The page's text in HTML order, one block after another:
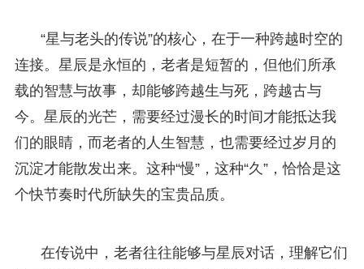
“星与老头的传说”的核心，在于一种跨越时空的
连接。星辰是永恒的，老者是短暂的，但他们所承
载的智慧与故事，却能够跨越生与死，跨越古与
今。星辰的光芒，需要经过漫长的时间才能抵达我
们的眼睛，而老者的人生智慧，也需要经过岁月的
沉淀才能散发出来。这种“慢”，这种“久”，恰恰是这
个快节奏时代所缺失的宝贵品质。
在传说中，老者往往能够与星辰对话，理解它们